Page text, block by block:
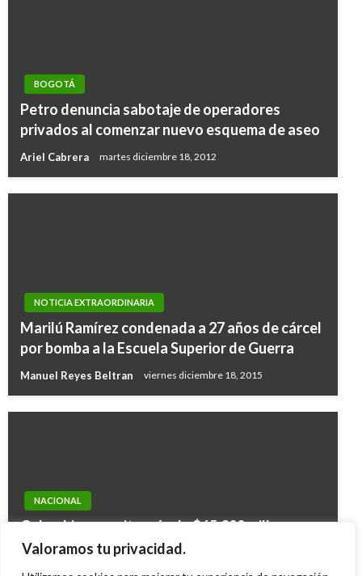
Valoramos tu privacidad.
BOGOTÁ
Petro denuncia sabotaje de operadores
privados al comenzar nuevo esquema de aseo
Ariel Cabrera martes diciembre 18, 2012
NOTICIA EXTRAORDINARIA
Marilú Ramírez condenada a 27 años de cárcel
por bomba a la Escuela Superior de Guerra
Manuel Reyes Beltran viernes diciembre 18, 2015
NACIONAL
Colombia necesita más de $65.300 millones
para reparar a las víctimas del conflicto